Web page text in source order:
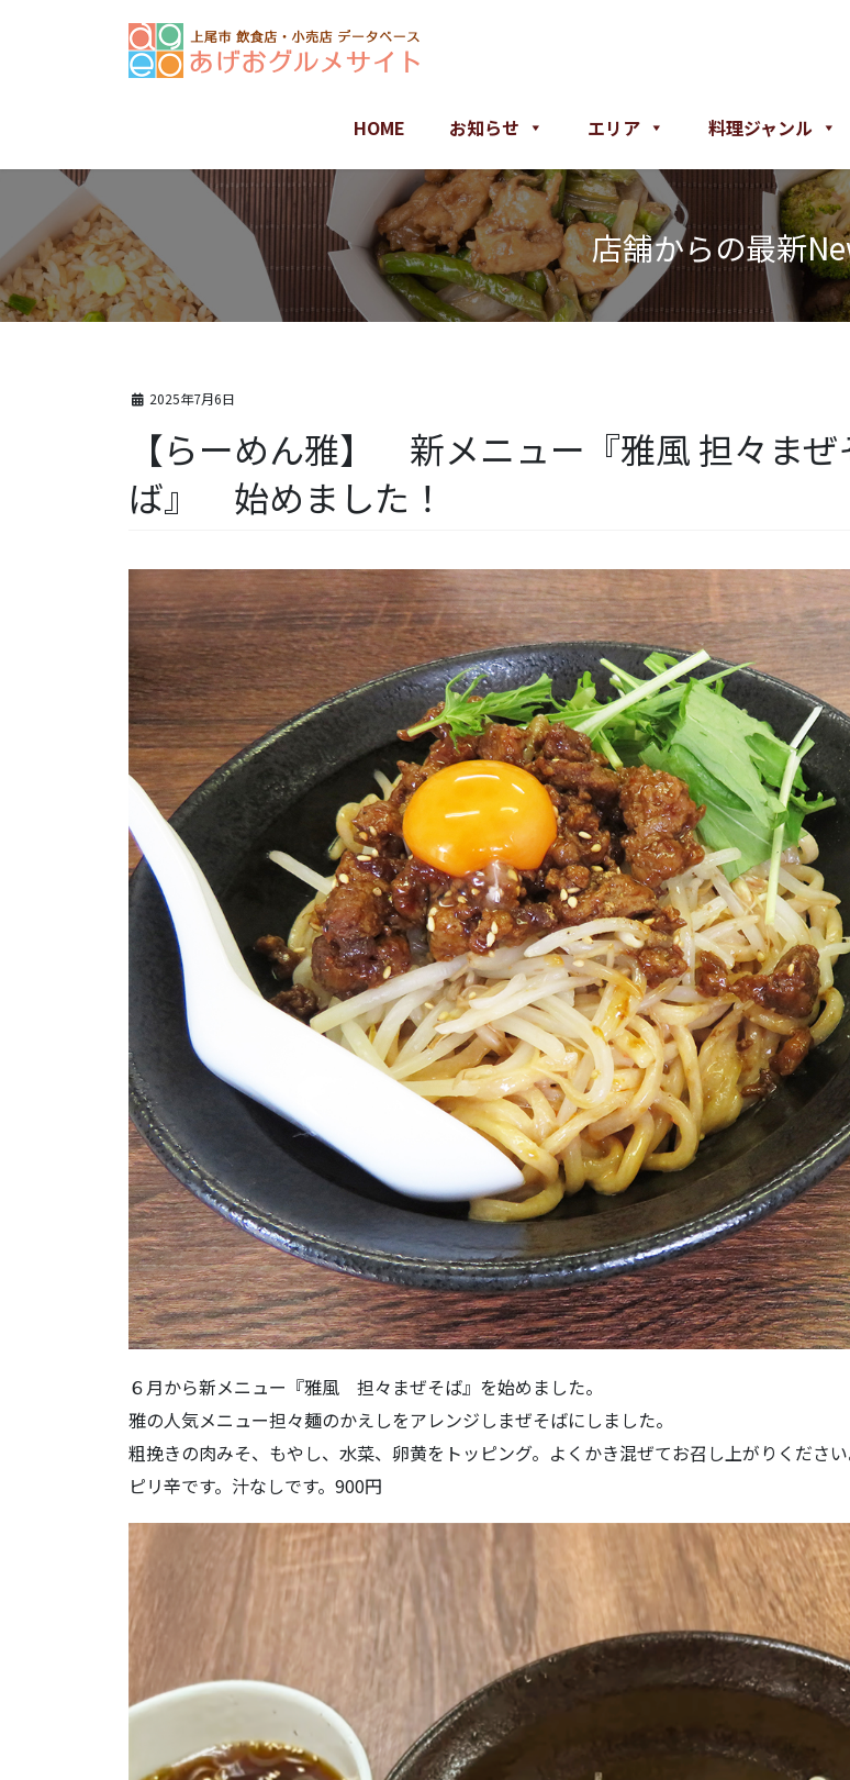
移
ン
動
HOME お知らせ エリア 料理ジャンル
店舗からの最新
2025年7月6日
【らーめん雅】 新メニュー『雅風 担々まぜ
ば』 始めました！
６月から新メニュー『雅風 担々まぜそば』を始めました。
雅の人気メニュー担々麺のかえしをアレンジしまぜそばにしました。
粗挽きの肉みそ、もやし、水菜、卵黄をトッピング。よくかき混ぜてお召し上がりください
ピリ辛です。汁なしです。900円